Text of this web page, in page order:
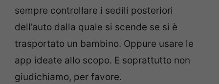
sempre controllare i sedili posteriori
dell’auto dalla quale si scende se si è
trasportato un bambino. Oppure usare le
app ideate allo scopo. E soprattutto non
giudichiamo, per favore.